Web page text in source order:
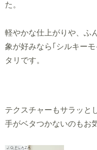
た。
軽やかな仕上がりや、ふ
象が好みなら｢シルキー
タリです。
テクスチャーもサラッと
手がベタつかないのもお